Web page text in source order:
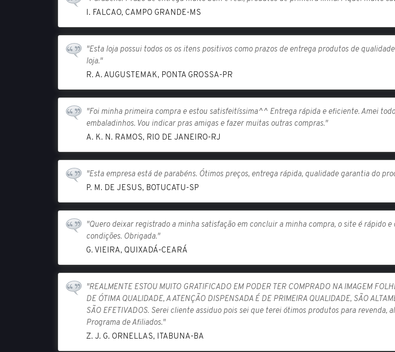
I. FALCAO, CAMPO GRANDE-MS
"Esta loja possui todos os os itens positivos como prazos de entrega produtos de
loja."
R. A. AUGUSTEMAK, PONTA GROSSA-PR
"Foi minha primeira compra e estou satisfeitíssima^^ Entrega rápida e eficiente. Amei
embaladinhos. Vou indicar pras amigas e fazer muitas outras compras."
A. K. N. RAMOS, RIO DE JANEIRO-RJ
"Esta empresa está de parabéns. Ótimos preços, entrega rápida, qualidade garantia do
P. M. DE JESUS, BOTUCATU-SP
"Quero deixar registrado a minha satisfação em concluir a minha compra, o site é rápido
condições. Obrigada."
G. VIEIRA, QUIXADÁ-CEARÁ
"REALMENTE ESTOU MUITO GRATIFICADO EM PODER TER COMPRADO NA IMAGEM
DE ÓTIMA QUALIDADE, A ATENÇÃO DISPENSADA É DE PRIMEIRA QUALIDADE, SÃO
SÃO EFETIVADOS. Serei cliente assiduo pois sei que terei ótimos produtos para
Programa de Afiliados."
Z. J. G. ORNELLAS, ITABUNA-BA